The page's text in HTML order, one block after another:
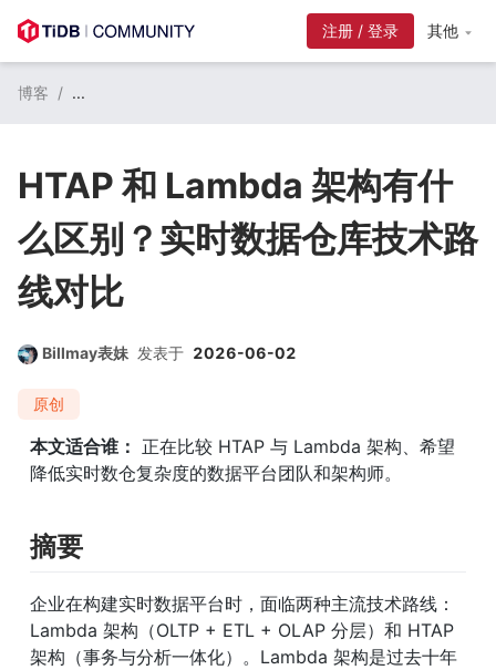
注册 / 登录 其他
博客 / ...
HTAP 和 Lambda 架构有什
么区别？实时数据仓库技术路
线对比
Billmay表妹 发表于 2026-06-02
原创
本文适合谁： 正在比较 HTAP 与 Lambda 架构、希望
降低实时数仓复杂度的数据平台团队和架构师。
摘要
企业在构建实时数据平台时，面临两种主流技术路线：
Lambda 架构（OLTP + ETL + OLAP 分层）和 HTAP
架构（事务与分析一体化）。Lambda 架构是过去十年